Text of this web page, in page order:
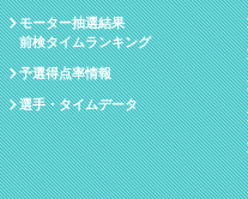
モーター抽選結果
前検タイムランキング
予選得点率情報
選手・タイムデータ